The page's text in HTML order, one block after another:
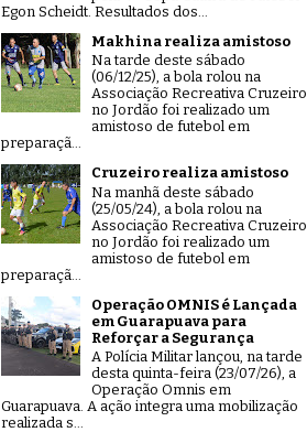
Egon Scheidt. Resultados dos...
Makhina realiza amistoso
Na tarde deste sábado
(06/12/25), a bola rolou na
Associação Recreativa Cruzeiro
no Jordão foi realizado um
amistoso de futebol em
preparaçã...
Cruzeiro realiza amistoso
Na manhã deste sábado
(25/05/24), a bola rolou na
Associação Recreativa Cruzeiro
no Jordão foi realizado um
amistoso de futebol em
preparaçã...
Operação OMNIS é Lançada
em Guarapuava para
Reforçar a Segurança
A Polícia Militar lançou, na tarde
desta quinta-feira (23/07/26), a
Operação Omnis em
Guarapuava. A ação integra uma mobilização
realizada s...